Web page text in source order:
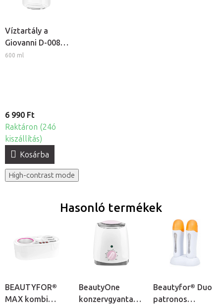
Víztartály a
Giovanni D-008
és D-09
600 ml
6 990 Ft
Raktáron (24ó
kiszállítás)
Kosárba
High-contrast mode
Hasonló termékek
BEAUTYFOR®
MAX kombi
BeautyOne
konzervgyanta
Beautyfor® Duo
patronos